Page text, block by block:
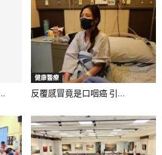
健康醫療
反覆感冒竟是口咽癌 引...